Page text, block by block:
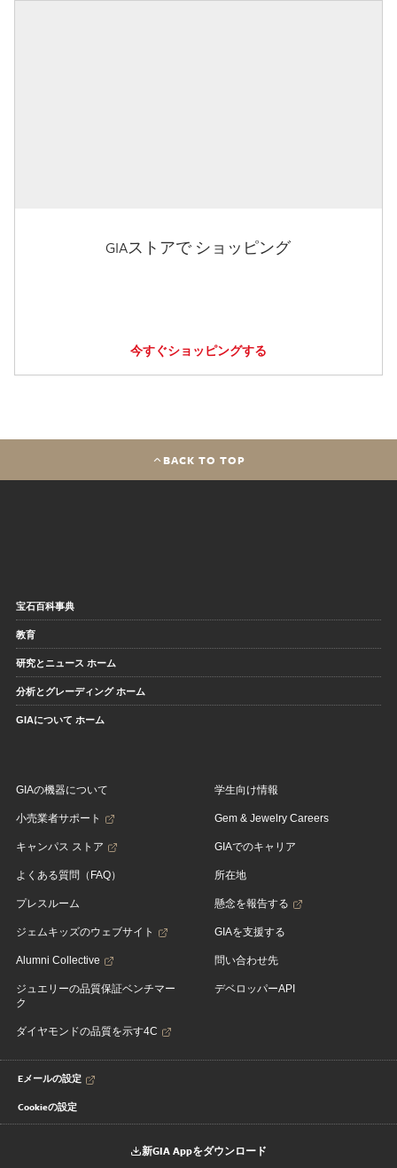
GIAストアで ショッピング
今すぐショッピングする
BACK TO TOP
宝石百科事典
教育
研究とニュース ホーム
分析とグレーディング ホーム
GIAについて ホーム
GIAの機器について
小売業者サポート
キャンパス ストア
よくある質問（FAQ）
プレスルーム
ジェムキッズのウェブサイト
Alumni Collective
ジュエリーの品質保証ベンチマー
ク
ダイヤモンドの品質を示す4C
学生向け情報
Gem & Jewelry Careers
GIAでのキャリア
所在地
懸念を報告する
GIAを支援する
問い合わせ先
デベロッパーAPI
Eメールの設定
Cookieの設定
新GIA Appをダウンロード